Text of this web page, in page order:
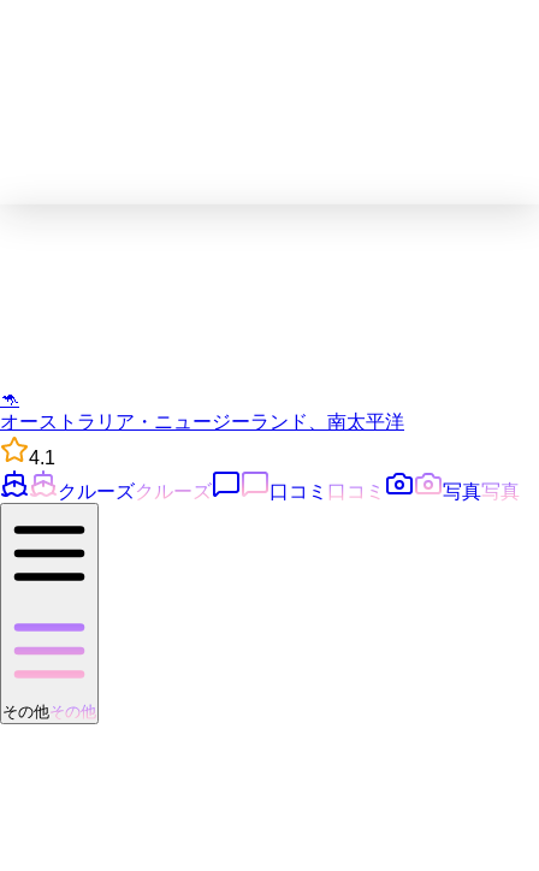
🦘
オーストラリア・ニュージーランド、南太平洋
4.1
クルーズクルーズ 口コミ 口コミ 写真写真
その他その他